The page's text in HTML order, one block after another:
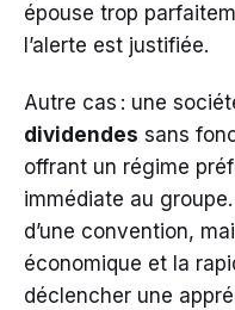
épouse trop
l’alerte est justifiée.
Autre cas : une
dividendes sans
offrant un régime
immédiate au
d’une convention,
économique et la
déclencher une